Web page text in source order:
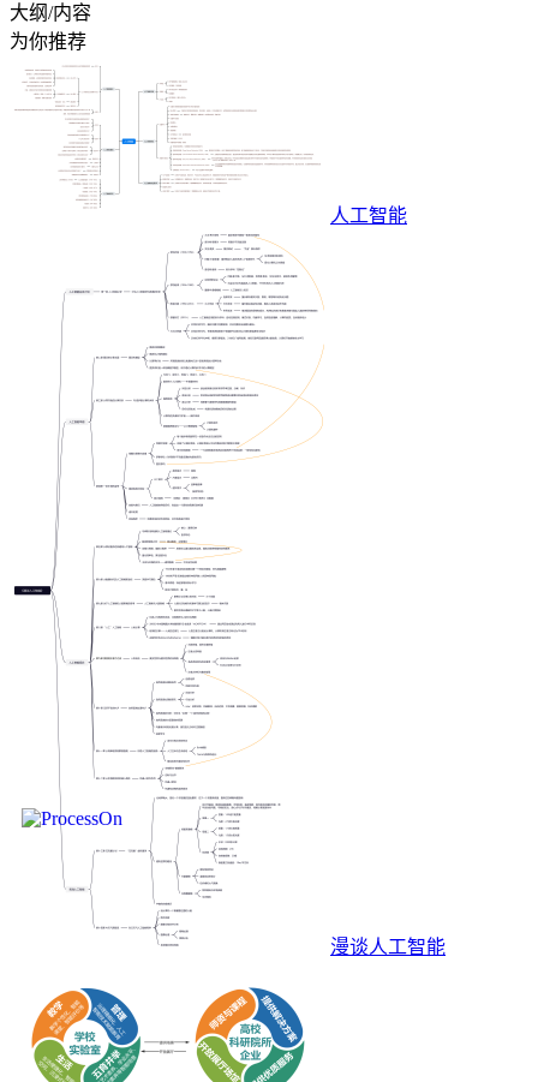
大纲/内容
为你推荐
人工智能
漫谈人工智能